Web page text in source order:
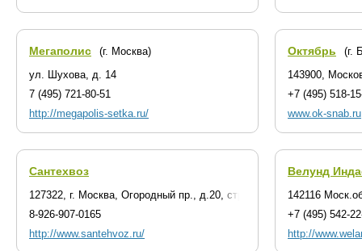
Мегаполис
(г. Москва)
ул. Шухова, д. 14
7 (495) 721-80-51
http://megapolis-setka.ru/
Октябрь
(г.
143900,
+7 (495) 518-
www.ok-snab.ru
Сантехвоз
127322, г. Москва, Огородный пр., д.20, стр.4
8-926-907-0165
http://www.santehvoz.ru/
Велунд
142116
+7 (495) 542-
http://